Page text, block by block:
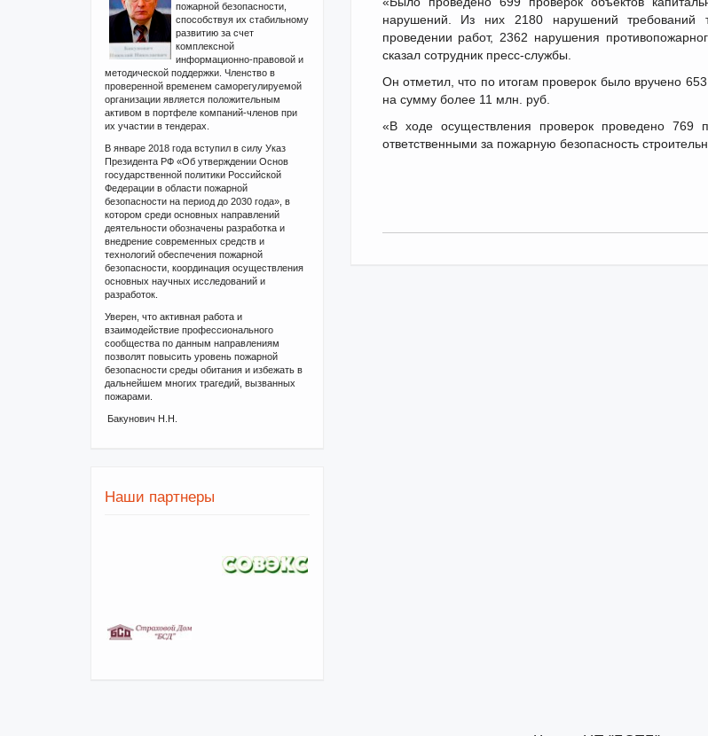
нарушений. Из них 2180 нарушений требований
проведении работ, 2362 нарушения
сказал сотрудник пресс-службы.
Он отметил, что по итогам проверок было вручено
на сумму более 11 млн. руб.
«В ходе осуществления проверок проведено 769
ответственными за пожарную безопасность
пожарной безопасности,
способствуя их стабильному
развитию за счет
комплексной
информационно-правовой и
методической поддержки. Членство в
проверенной временем саморегулируемой
организации является положительным
активом в портфеле компаний-членов при
их участии в тендерах.
В январе 2018 года вступил в силу Указ
Президента РФ «Об утверждении Основ
государственной политики Российской
Федерации в области пожарной
безопасности на период до 2030 года», в
котором среди основных направлений
деятельности обозначены разработка и
внедрение современных средств и
технологий обеспечения пожарной
безопасности, координация осуществления
основных научных исследований и
разработок.
Уверен, что активная работа и
взаимодействие профессионального
сообщества по данным направлениям
позволят повысить уровень пожарной
безопасности среды обитания и избежать в
дальнейшем многих трагедий, вызванных
пожарами.
Бакунович Н.Н.
Наши партнеры